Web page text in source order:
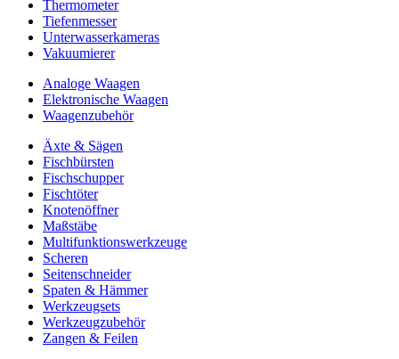
Thermometer
Tiefenmesser
Unterwasserkameras
Vakuumierer
Analoge Waagen
Elektronische Waagen
Waagenzubehör
Äxte & Sägen
Fischbürsten
Fischschupper
Fischtöter
Knotenöffner
Maßstäbe
Multifunktionswerkzeuge
Scheren
Seitenschneider
Spaten & Hämmer
Werkzeugsets
Werkzeugzubehör
Zangen & Feilen